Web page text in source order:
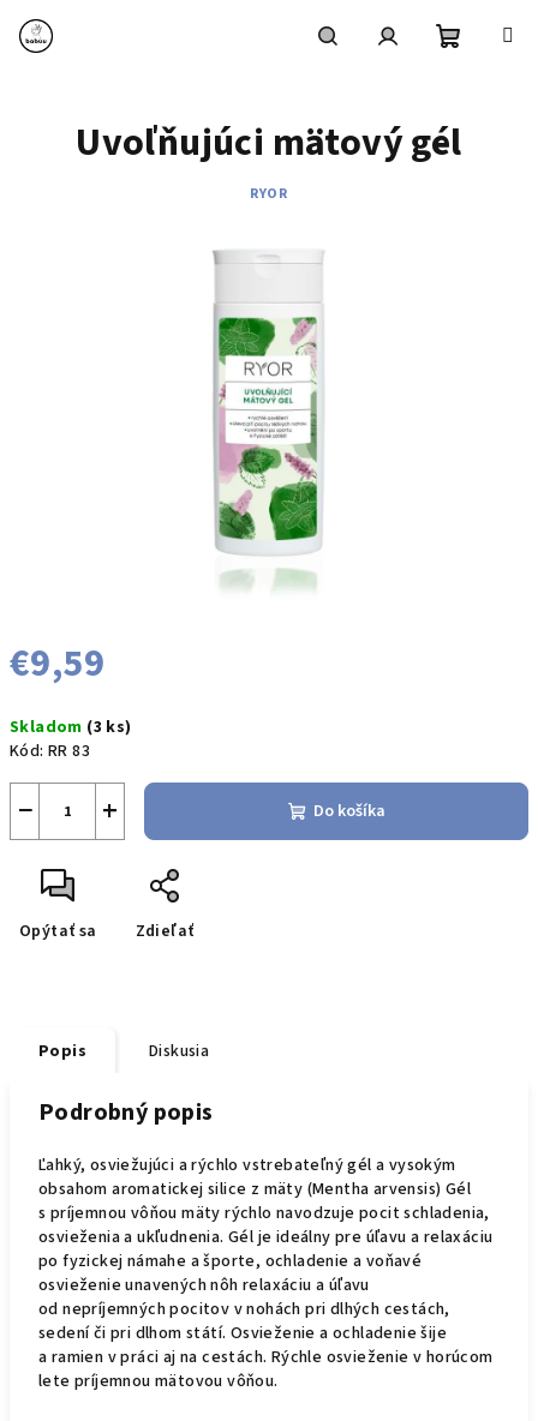
obsah
košík
€9,59
cena:
Skladom (3 ks)
Kód: RR 83
+
− Do košíka
Opýtať sa Zdieľať
Uvoľňujúci mätový gél
RYOR
Popis Diskusia
Podrobný popis
Ľahký, osviežujúci a rýchlo vstrebateľný gél a vysokým
obsahom aromatickej silice z mäty (Mentha arvensis) Gél
s príjemnou vôňou mäty rýchlo navodzuje pocit schladenia,
osvieženia a ukľudnenia. Gél je ideálny pre úľavu a relaxáciu
po fyzickej námahe a športe, ochladenie a voňavé
osvieženie unavených nôh relaxáciu a úľavu
od nepríjemných pocitov v nohách pri dlhých cestách,
sedení či pri dlhom státí. Osvieženie a ochladenie šije
a ramien v práci aj na cestách. Rýchle osvieženie v horúcom
lete príjemnou mätovou vôňou.